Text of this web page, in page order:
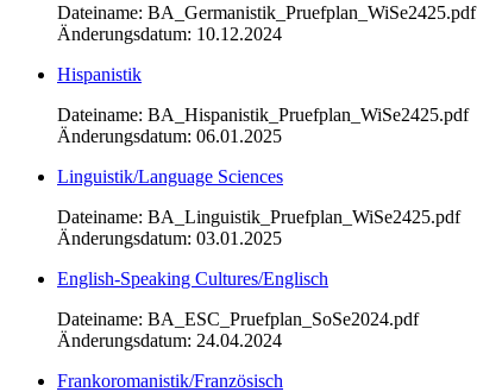
Dateiname: BA_Germanistik_Pruefplan_WiSe2425.pdf
Änderungsdatum: 10.12.2024
Hispanistik
Dateiname: BA_Hispanistik_Pruefplan_WiSe2425.pdf
Änderungsdatum: 06.01.2025
Linguistik/Language Sciences
Dateiname: BA_Linguistik_Pruefplan_WiSe2425.pdf
Änderungsdatum: 03.01.2025
English-Speaking Cultures/Englisch
Dateiname: BA_ESC_Pruefplan_SoSe2024.pdf
Änderungsdatum: 24.04.2024
Frankoromanistik/Französisch